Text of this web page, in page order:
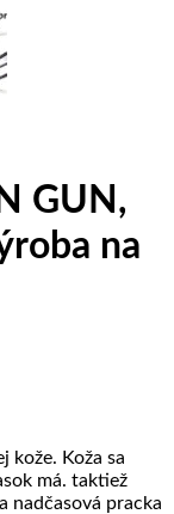
GUN,
na
kože. Koža sa
má. taktiež
nadčasová pracka